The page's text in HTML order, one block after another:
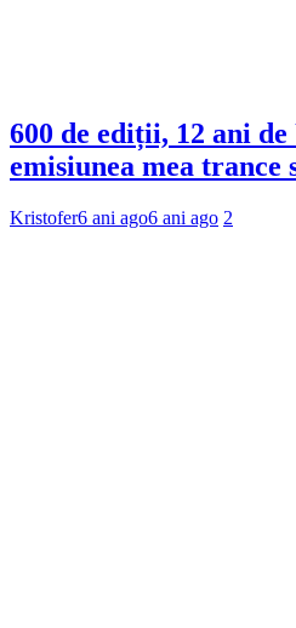
600 de ediții, 12 ani
emisiunea mea trance
Kristofer6 ani ago6 ani ago 2